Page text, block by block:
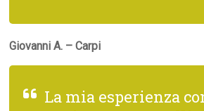
Giovanni A. – Carpi
La mia esperienza